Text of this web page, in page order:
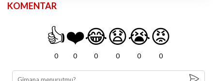
KOMENTAR
👍
0
❤️
0
😂
0
😧
0
😭
0
😡
0